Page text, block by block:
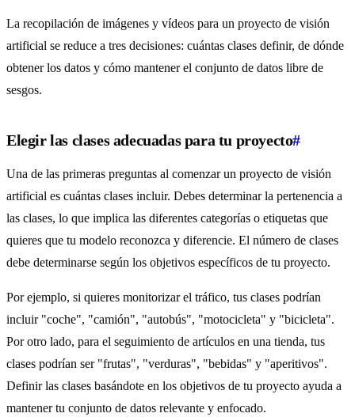
La recopilación de imágenes y vídeos para un proyecto de visión
artificial se reduce a tres decisiones: cuántas clases definir, de dónde
obtener los datos y cómo mantener el conjunto de datos libre de
sesgos.
Elegir las clases adecuadas para tu proyecto#
Una de las primeras preguntas al comenzar un proyecto de visión
artificial es cuántas clases incluir. Debes determinar la pertenencia a
las clases, lo que implica las diferentes categorías o etiquetas que
quieres que tu modelo reconozca y diferencie. El número de clases
debe determinarse según los objetivos específicos de tu proyecto.
Por ejemplo, si quieres monitorizar el tráfico, tus clases podrían
incluir "coche", "camión", "autobús", "motocicleta" y "bicicleta".
Por otro lado, para el seguimiento de artículos en una tienda, tus
clases podrían ser "frutas", "verduras", "bebidas" y "aperitivos".
Definir las clases basándote en los objetivos de tu proyecto ayuda a
mantener tu conjunto de datos relevante y enfocado.